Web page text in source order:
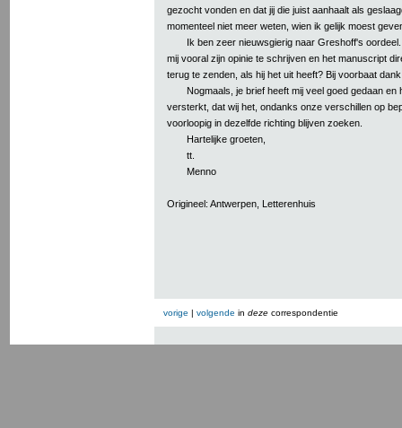
gezocht vonden en dat jij die juist aanhaalt als
momenteel niet meer weten, wien ik gelijk moest
Ik ben zeer nieuwsgierig naar Greshoff's
mij vooral zijn opinie te schrijven en het manuscript
terug te zenden, als hij het uit heeft? Bij voorbaat
Nogmaals, je brief heeft mij veel goed gedaan en
versterkt, dat wij het, ondanks onze verschillen op
voorloopig in dezelfde richting blijven zoeken.
Hartelijke groeten,
tt.
Menno
Origineel: Antwerpen, Letterenhuis
vorige | volgende in deze correspondentie